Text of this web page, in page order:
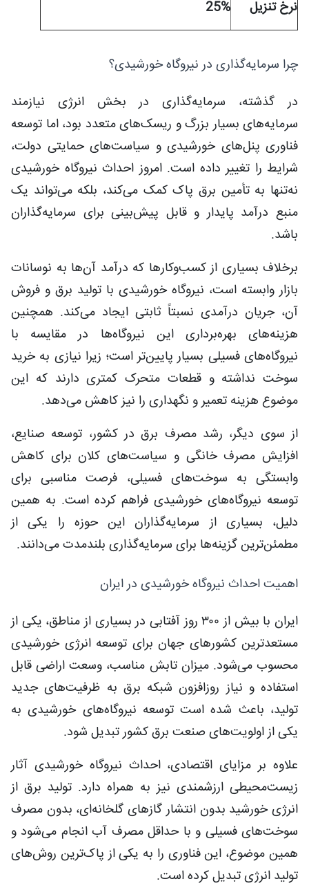
نرخ تنزیل 25%
چرا سرمایه‌گذاری در نیروگاه خورشیدی؟
در گذشته، سرمایه‌گذاری در بخش انرژی نیازمند
سرمایه‌های بسیار بزرگ و ریسک‌های متعدد بود، اما توسعه
فناوری پنل‌های خورشیدی و سیاست‌های حمایتی دولت،
شرایط را تغییر داده است. امروز احداث نیروگاه خورشیدی
نه‌تنها به تأمین برق پاک کمک می‌کند، بلکه می‌تواند یک
منبع درآمد پایدار و قابل پیش‌بینی برای سرمایه‌گذاران
باشد.
برخلاف بسیاری از کسب‌وکارها که درآمد آن‌ها به نوسانات
بازار وابسته است، نیروگاه خورشیدی با تولید برق و فروش
آن، جریان درآمدی نسبتاً ثابتی ایجاد می‌کند. همچنین
هزینه‌های بهره‌برداری این نیروگاه‌ها در مقایسه با
نیروگاه‌های فسیلی بسیار پایین‌تر است؛ زیرا نیازی به خرید
سوخت نداشته و قطعات متحرک کمتری دارند که این
موضوع هزینه تعمیر و نگهداری را نیز کاهش می‌دهد.
از سوی دیگر، رشد مصرف برق در کشور، توسعه صنایع،
افزایش مصرف خانگی و سیاست‌های کلان برای کاهش
وابستگی به سوخت‌های فسیلی، فرصت مناسبی برای
توسعه نیروگاه‌های خورشیدی فراهم کرده است. به همین
دلیل، بسیاری از سرمایه‌گذاران این حوزه را یکی از
مطمئن‌ترین گزینه‌ها برای سرمایه‌گذاری بلندمدت می‌دانند.
اهمیت احداث نیروگاه خورشیدی در ایران
ایران با بیش از ۳۰۰ روز آفتابی در بسیاری از مناطق، یکی از
مستعدترین کشورهای جهان برای توسعه انرژی خورشیدی
محسوب می‌شود. میزان تابش مناسب، وسعت اراضی قابل
استفاده و نیاز روزافزون شبکه برق به ظرفیت‌های جدید
تولید، باعث شده است توسعه نیروگاه‌های خورشیدی به
یکی از اولویت‌های صنعت برق کشور تبدیل شود.
علاوه بر مزایای اقتصادی، احداث نیروگاه خورشیدی آثار
زیست‌محیطی ارزشمندی نیز به همراه دارد. تولید برق از
انرژی خورشید بدون انتشار گازهای گلخانه‌ای، بدون مصرف
سوخت‌های فسیلی و با حداقل مصرف آب انجام می‌شود و
همین موضوع، این فناوری را به یکی از پاک‌ترین روش‌های
تولید انرژی تبدیل کرده است.